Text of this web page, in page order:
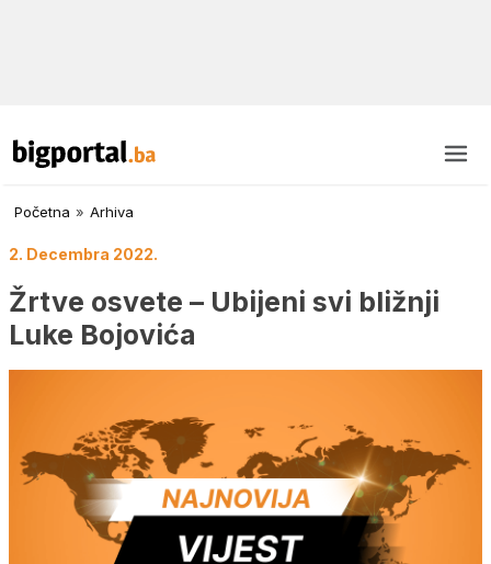
Početna » Arhiva
2. Decembra 2022.
Žrtve osvete – Ubijeni svi bližnji
Luke Bojovića